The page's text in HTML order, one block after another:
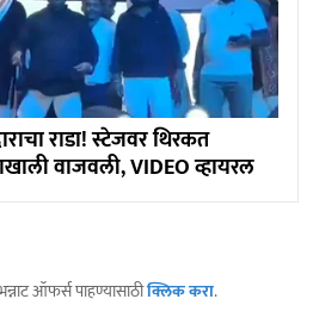
राडा! स्टेजवर थिरकत
वाजवली, VIDEO व्हायरल
ऑफर्स पाहण्यासाठीक्लिक करा.